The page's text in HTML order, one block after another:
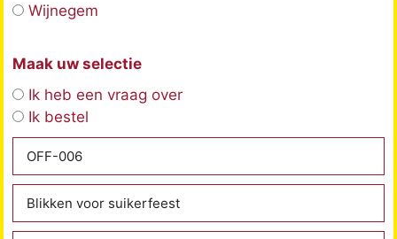
Wijnegem
Maak uw selectie
Ik heb een vraag over
Ik bestel